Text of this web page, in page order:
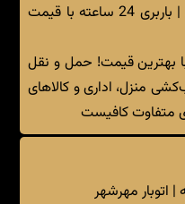
باربری طلایی انتخاب اول در تهران | باربری 24 ساعته با قیمت
بهترین قیمت! حمل و نقل
منزل، اداری و کالاهای
متفاوت کافیست
| اتوبار مهرشهر